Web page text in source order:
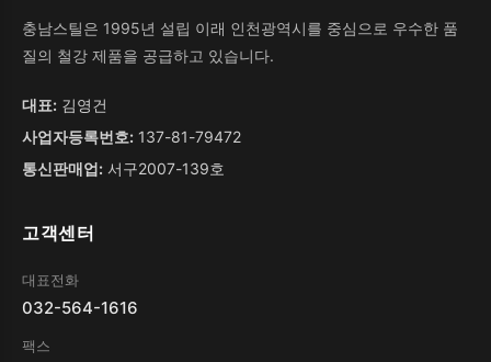
충남스틸은 1995년 설립 이래 인천광역시를 중심으로 우수한 품
질의 철강 제품을 공급하고 있습니다.
대표: 김영건
사업자등록번호: 137-81-79472
통신판매업: 서구2007-139호
고객센터
대표전화
032-564-1616
팩스